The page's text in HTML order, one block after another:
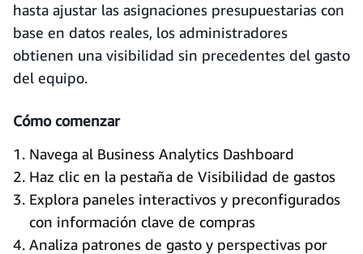
hasta ajustar las asignaciones presupuestarias con
base en datos reales, los administradores
obtienen una visibilidad sin precedentes del gasto
del equipo.
Cómo comenzar
Navega al Business Analytics Dashboard
Haz clic en la pestaña de Visibilidad de gastos
Explora paneles interactivos y preconfigurados
con información clave de compras
Analiza patrones de gasto y perspectivas por